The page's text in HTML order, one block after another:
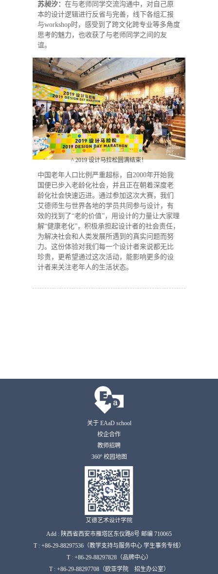
苏昶汐：在与老师同学交流沟通中，对自己原
本的设计逻辑进行反省与完善，线下各组汇报
与workshop时，感受到了跨文化跨专业等多角度
思考的魅力，也收获了与老师同学之间的友
谊。
^ 2019 设计马拉松圆满结束！
中国老年人口比例严重超标，自2000年开始我
国便已步入老龄化社会，并且正在朝着深度老
龄化社会快速迈进。通过参加这次大赛，我们
艾德师生与世界各地的学员共同参与设计，有
效的找到了“老的价值”，用设计的力量让大家理
解“健康老化”，积极承担起设计者的社会责任，
为解决社会和人类发展所遇到的真实问题而努
力。这份体验对我们每一个设计者来说都无比
珍贵，更希望通过这次活动，能影响更多的设
计者来关注老年人的生活状态。
关于 EAaD school
校企合作
教师招聘
360º 校园地图
艾德艺术设计学院
Add : 陕西省西安市雁塔区东仪路8号 邮编 710065
T : +86-29-88297536（教学支持与服务中心 学生事务专线）
T : +86-29-88297828（品牌中心）
T : +86-29-88297708（欧亚学院 招生办公室）